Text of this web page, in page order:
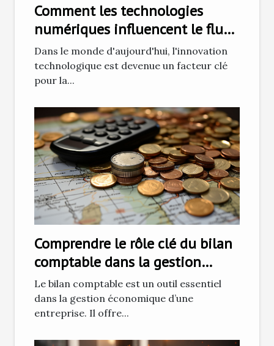
Comment les technologies
numériques influencent le flux
d'entreprise
Dans le monde d'aujourd'hui, l'innovation
technologique est devenue un facteur clé
pour la...
Comprendre le rôle clé du bilan
comptable dans la gestion
économique d'une entreprise
Le bilan comptable est un outil essentiel
dans la gestion économique d’une
entreprise. Il offre...